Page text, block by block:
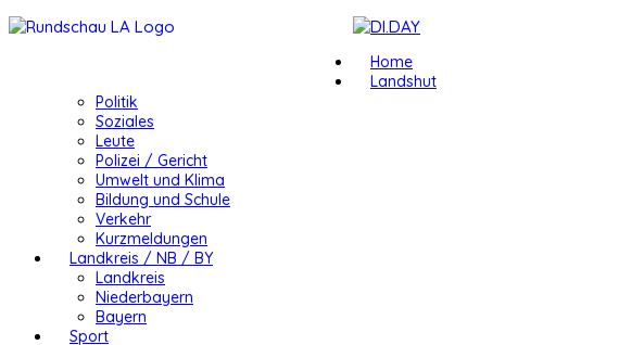
Home
Landshut
Politik
Soziales
Leute
Polizei / Gericht
Umwelt und Klima
Bildung und Schule
Verkehr
Kurzmeldungen
Landkreis / NB / BY
Landkreis
Niederbayern
Bayern
Sport